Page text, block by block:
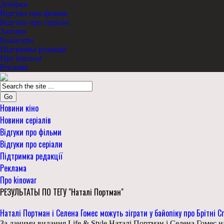
Добірки
Відгуки про фільми
Відгуки про серіали
Актори
Режисери
Підтримка редакції
Про kinowar
Реклама
Go
Новини кіно
Новини серіалів
Відгуки про фільми
Відгуки про серіали
Підтримка редакції
Реклама
Про kinowar
РЕЗУЛЬТАТЫ ПО ТЕГУ "Наталі Портман"
Наталі Портман і Селена Гомес можуть зіграти у байопіку про Брітні